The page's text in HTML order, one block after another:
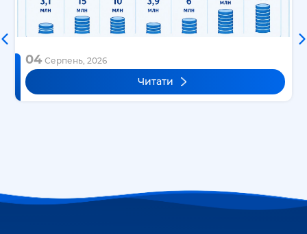
04 Серпень, 2026
Читати